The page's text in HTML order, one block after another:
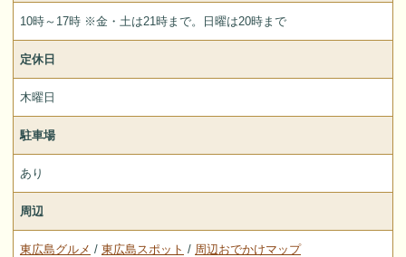
10時～17時 ※金・土は21時まで。日曜は20時まで
定休日
木曜日
駐車場
あり
周辺
東広島グルメ / 東広島スポット / 周辺おでかけマップ